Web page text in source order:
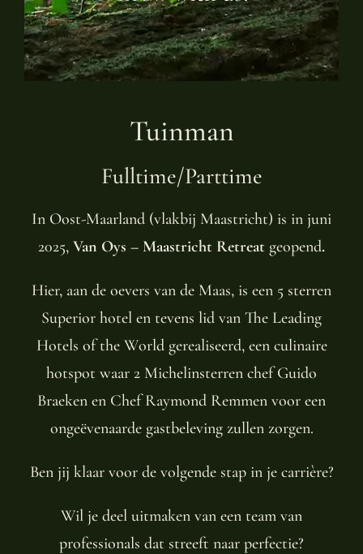
Tuinman
Fulltime/Parttime
In Oost-Maarland (vlakbij Maastricht) is in juni
2025, Van Oys – Maastricht Retreat geopend.
Hier, aan de oevers van de Maas, is een 5 sterren
Superior hotel en tevens lid van The Leading
Hotels of the World gerealiseerd, een culinaire
hotspot waar 2 Michelinsterren chef Guido
Braeken en Chef Raymond Remmen voor een
ongeëvenaarde gastbeleving zullen zorgen.
Ben jij klaar voor de volgende stap in je carrière?
Wil je deel uitmaken van een team van
professionals dat streeft naar perfectie?